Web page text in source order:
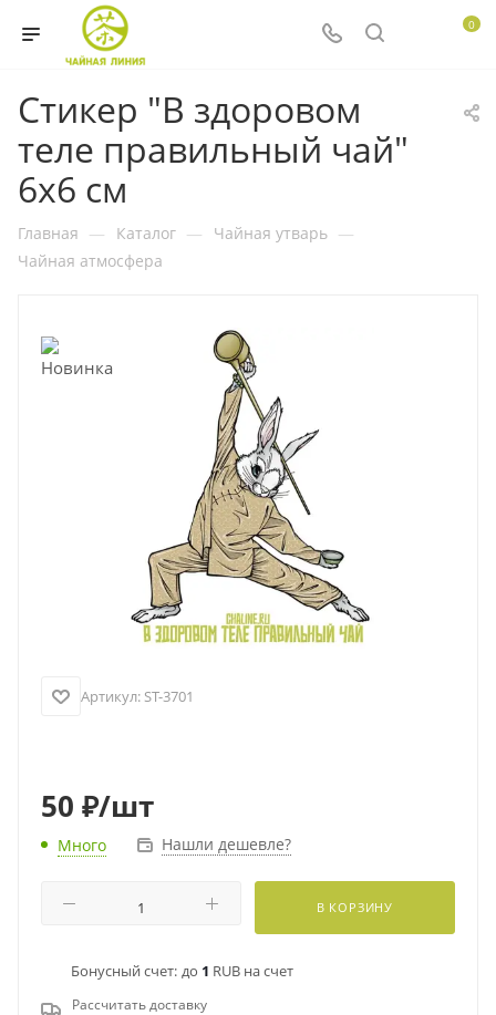
0
Стикер "В здоровом
теле правильный чай"
6х6 см
Главная — Каталог — Чайная утварь —
Чайная атмосфера
Артикул: ST-3701
50 ₽/шт
Много Нашли дешевле?
В КОРЗИНУ
Бонусный счет: до 1 RUB на счет
Рассчитать доставку